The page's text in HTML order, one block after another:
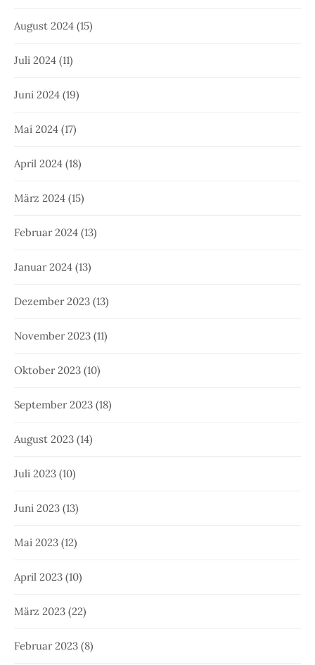
August 2024 (15)
Juli 2024 (11)
Juni 2024 (19)
Mai 2024 (17)
April 2024 (18)
März 2024 (15)
Februar 2024 (13)
Januar 2024 (13)
Dezember 2023 (13)
November 2023 (11)
Oktober 2023 (10)
September 2023 (18)
August 2023 (14)
Juli 2023 (10)
Juni 2023 (13)
Mai 2023 (12)
April 2023 (10)
März 2023 (22)
Februar 2023 (8)